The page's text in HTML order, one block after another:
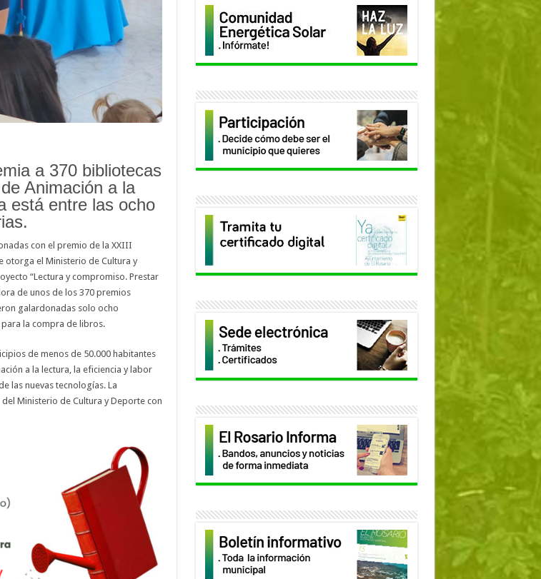
a 370 bibliotecas
Animación a la
está entre las ocho
con el premio de la XXIII
otorga el Ministerio de Cultura y
“Lectura y compromiso. Prestar
de unos de los 370 premios
galardonadas solo ocho
la compra de libros.
de menos de 50.000 habitantes
a la lectura, la eficiencia y labor
las nuevas tecnologías. La
Ministerio de Cultura y Deporte con